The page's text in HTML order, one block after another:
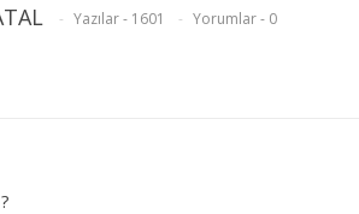
Yazılar - 1601 Yorumlar - 0